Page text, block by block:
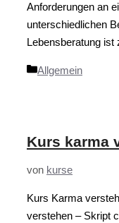
Anforderungen an
unterschiedlichen
Lebensberatung
Kategorien
Allgemein
Kurs karma
von kurse
Kurs Karma
verstehen – Skript